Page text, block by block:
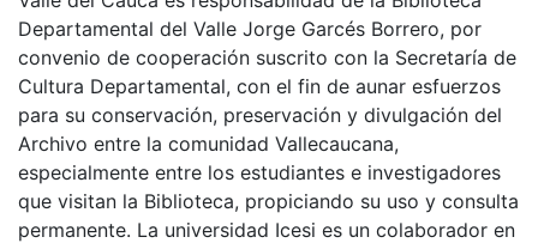
Departamental del Valle Jorge Garcés Borrero, por
convenio de cooperación suscrito con la Secretaría de
Cultura Departamental, con el fin de aunar esfuerzos
para su conservación, preservación y divulgación del
Archivo entre la comunidad Vallecaucana,
especialmente entre los estudiantes e investigadores
que visitan la Biblioteca, propiciando su uso y consulta
permanente. La universidad Icesi es un colaborador en